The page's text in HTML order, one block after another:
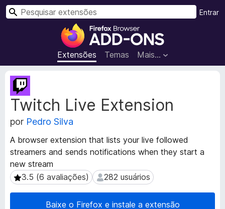
E
x
t
e
õ
e
d
o
a
v
Extensões Temas Mais…
Entrar
P
Twitch Live Extension
por Pedro Silva
A browser extension that lists your live followed
streamers and sends notifications when they start a
new stream
3.5 (6 avaliações)
3.5 (6 avaliações) 282 usuários
282 usuários
Baixe o Firefox e instale a extensão
M
e
t
d
d
o
s
d
a
e